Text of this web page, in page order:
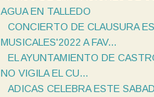
AGUA EN TALLEDO
CONCIERTO DE CLAUSURA
MUSICALES'2022 A FAV...
EL AYUNTAMIENTO DE
NO VIGILA EL CU...
ADICAS CELEBRA ESTE